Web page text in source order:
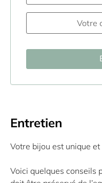
Entretien
Votre bijou est unique
Voici quelques conseils